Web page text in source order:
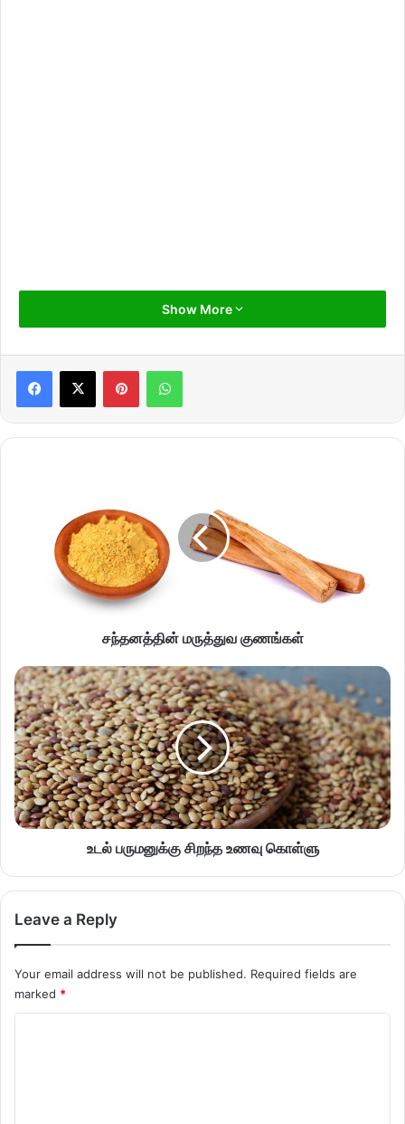
Show More
சந்தனத்தின் மருத்துவ குணங்கள்
உடல் பருமனுக்கு சிறந்த உணவு கொள்ளு
Leave a Reply
Your email address will not be published. Required fields are
marked *